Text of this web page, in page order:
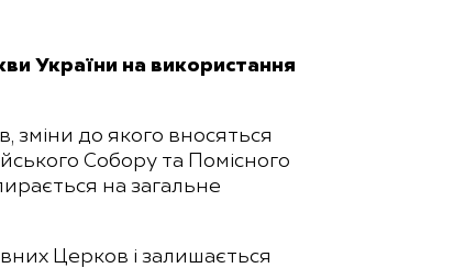
України на використання
зміни до якого вносяться
Собору та Помісного
на загальне
Церков і залишається